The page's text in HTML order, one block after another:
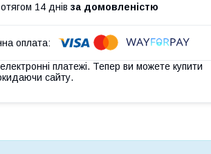
14 днів за домовленістю
платежі. Тепер ви можете купити
сайту.